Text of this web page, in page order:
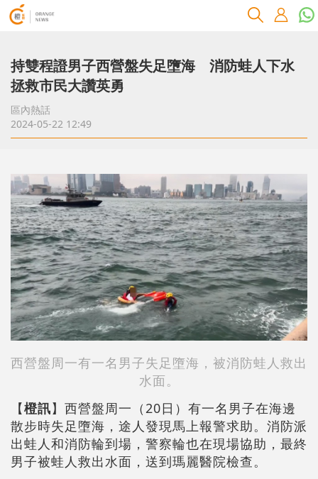
持雙程證男子西營盤失足墮海 消防蛙人下水
拯救市民大讚英勇
區內熱話
2024-05-22 12:49
西營盤周一有一名男子失足墮海，被消防蛙人救出
水面。
【橙訊】西營盤周一（20日）有一名男子在海邊
散步時失足墮海，途人發現馬上報警求助。消防派
出蛙人和消防輪到場，警察輪也在現場協助，最終
男子被蛙人救出水面，送到瑪麗醫院檢查。